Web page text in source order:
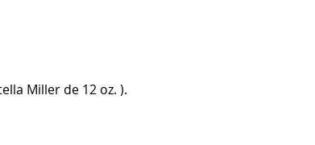
Miller de 12 oz. ).